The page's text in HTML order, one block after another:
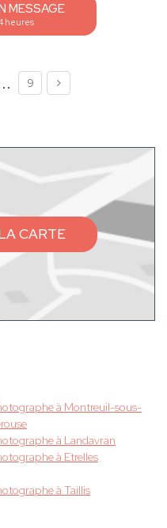
MESSAGE
heures
9
CARTE
à Montreuil-sous-
à Landavran
à Etrelles
à Taillis